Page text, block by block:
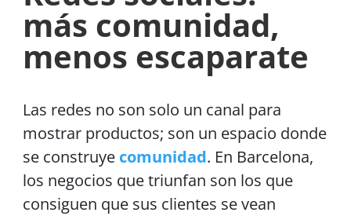
más comunidad,
menos escaparate
Las redes no son solo un canal para
mostrar productos; son un espacio donde
se construye comunidad. En Barcelona,
los negocios que triunfan son los que
consiguen que sus clientes se vean